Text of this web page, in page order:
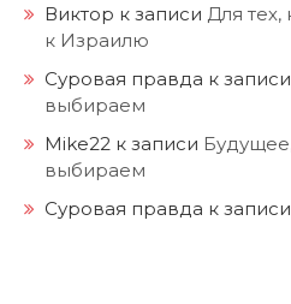
Виктор к записи Для
к Израилю
Суровая правда к записи
выбираем
Mike22 к записи
выбираем
Суровая правда к записи